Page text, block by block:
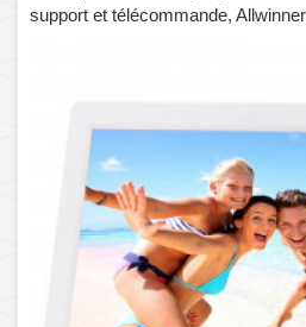
support et télécommande,